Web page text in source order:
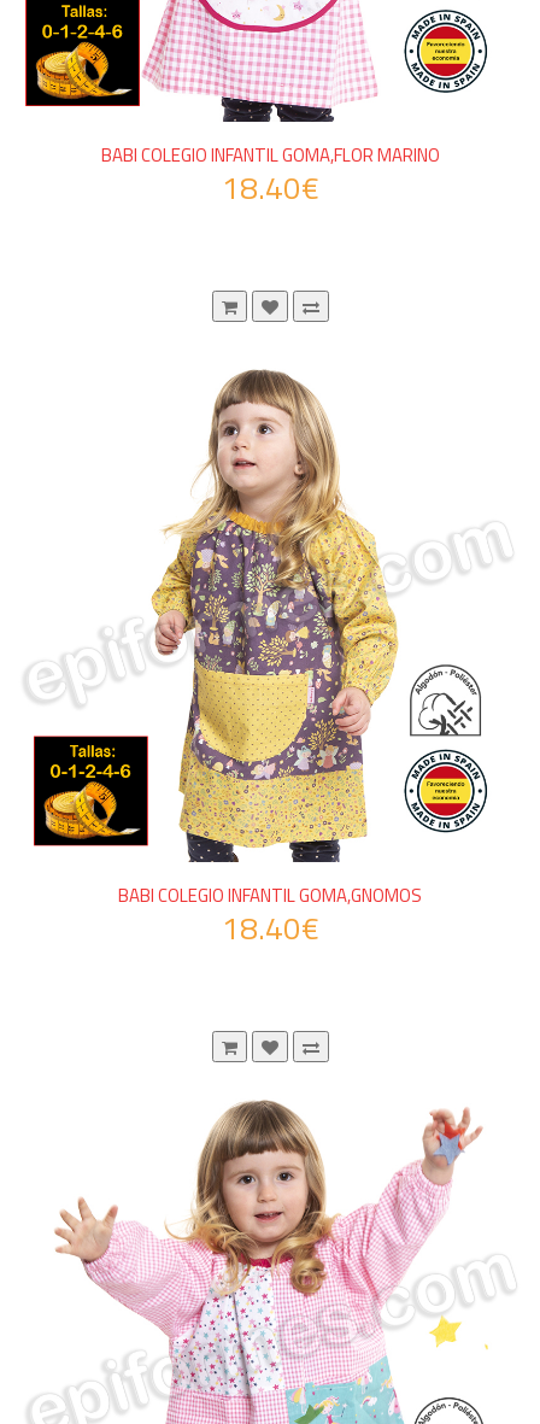
BABI COLEGIO INFANTIL GOMA,FLOR MARINO
18.40€
BABI COLEGIO INFANTIL GOMA,GNOMOS
18.40€